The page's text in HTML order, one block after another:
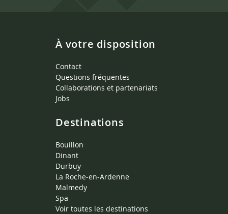
À votre disposition
Contact
Questions fréquentes
Collaborations et partenariats
Jobs
Destinations
Bouillon
Dinant
Durbuy
La Roche-en-Ardenne
Malmedy
Spa
Voir toutes les destinations